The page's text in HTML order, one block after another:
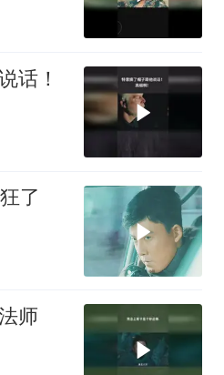
话！
了
师